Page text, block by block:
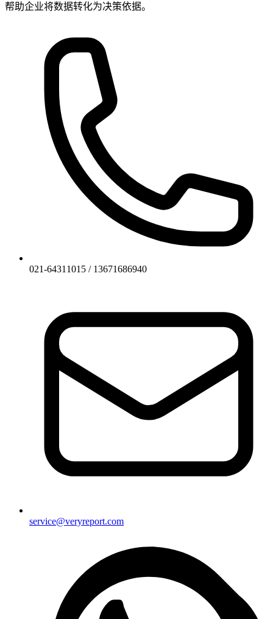
帮助企业将数据转化为决策依据。
021-64311015 / 13671686940
service@veryreport.com